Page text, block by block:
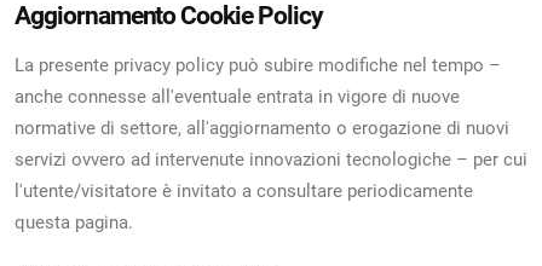
Aggiornamento Cookie Policy
La presente privacy policy può subire modifiche nel tempo –
anche connesse all'eventuale entrata in vigore di nuove
normative di settore, all'aggiornamento o erogazione di nuovi
servizi ovvero ad intervenute innovazioni tecnologiche – per cui
l'utente/visitatore è invitato a consultare periodicamente
questa pagina.